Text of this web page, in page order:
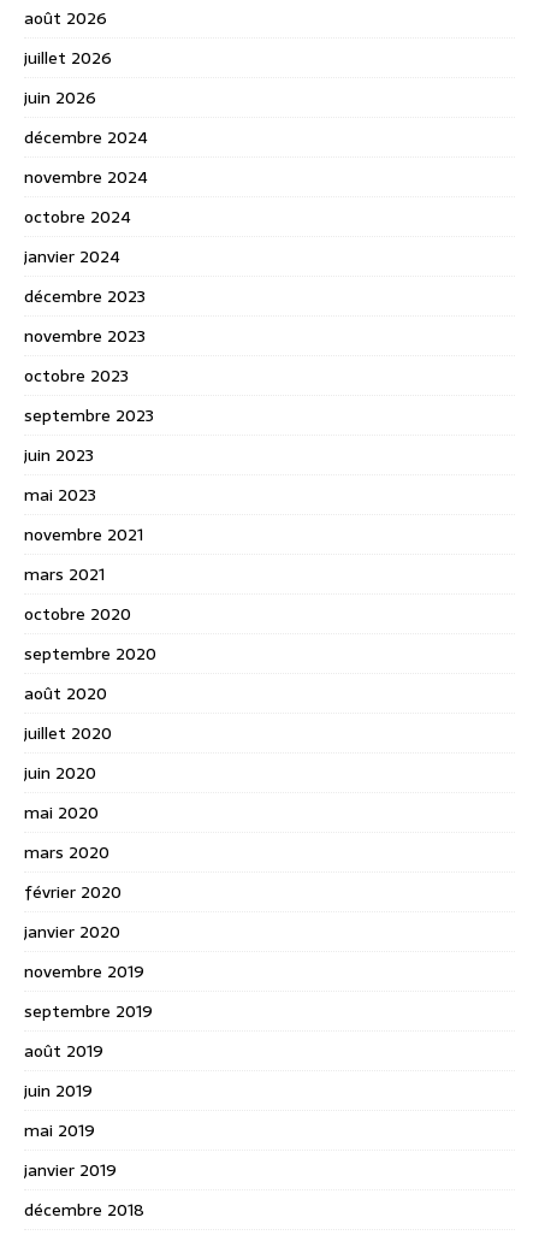
août 2026
juillet 2026
juin 2026
décembre 2024
novembre 2024
octobre 2024
janvier 2024
décembre 2023
novembre 2023
octobre 2023
septembre 2023
juin 2023
mai 2023
novembre 2021
mars 2021
octobre 2020
septembre 2020
août 2020
juillet 2020
juin 2020
mai 2020
mars 2020
février 2020
janvier 2020
novembre 2019
septembre 2019
août 2019
juin 2019
mai 2019
janvier 2019
décembre 2018